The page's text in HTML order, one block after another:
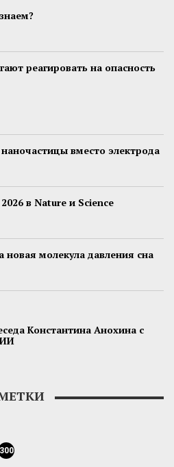
реагировать на опасность
вместо электрода
в Nature и Science
новая молекула давления сна
Константина Анохина с
300